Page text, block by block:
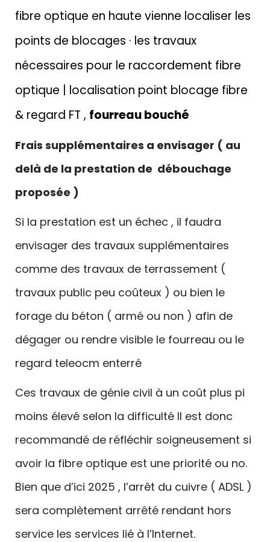
fibre optique en haute vienne localiser les
points de blocages · les travaux
nécessaires pour le raccordement fibre
optique | localisation point blocage fibre
& regard FT , fourreau bouché
Frais supplémentaires a envisager ( au
delà de la prestation de débouchage
proposée )
Si la prestation est un échec , il faudra
envisager des travaux supplémentaires
comme des travaux de terrassement (
travaux public peu coûteux ) ou bien le
forage du béton ( armé ou non ) afin de
dégager ou rendre visible le fourreau ou le
regard teleocm enterré
Ces travaux de génie civil à un coût plus pi
moins élevé selon la difficulté Il est donc
recommandé de réfléchir soigneusement si
avoir la fibre optique est une priorité ou no.
Bien que d’ici 2025 , l’arrêt du cuivre ( ADSL )
sera complètement arrêté rendant hors
service les services lié à l’Internet.